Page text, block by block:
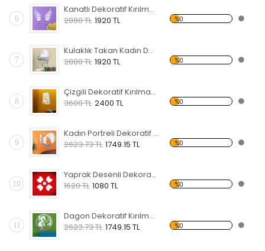
6
Kanatlı Dekoratif Kırılmaz Ayna
2880 TL 1920 TL %0
7
Kulaklık Takan Kadın Dekoratif Kırılmaz Ayna
2880 TL 1920 TL %0
8
Çizgili Dekoratif Kırılmaz Ayna
3600 TL 2400 TL %0
9
Kadın Portreli Dekoratif Kırılmaz Ayna
2623.73 TL 1749.15 TL %0
10
Yaprak Desenli Dekoratif Kırılmaz Ayna
1620 TL 1080 TL %0
11
Dagon Dekoratif Kırılmaz Ayna
2623.73 TL 1749.15 TL %0